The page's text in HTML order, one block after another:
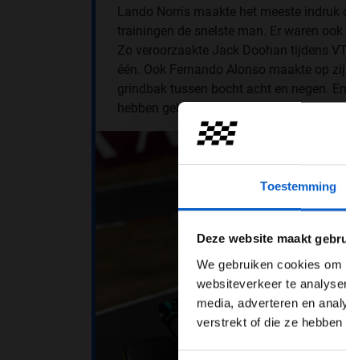
Toestemming
Deze website maakt
We gebruiken cookies
websiteverkeer te
media, adverteren en
verstrekt of die ze
Lando Norris maakte het meeste
trainingen de snelste man. Er waren
Zo veroorzaakte Jack Doohan tijdens
één. Ook Fernando Alonso maakte op
grindbak tussen bocht acht en negen.
hebben gehouden tijdens de eerste